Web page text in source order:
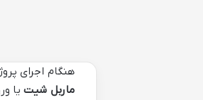
هنگام اجرای
ماربل شیتیا